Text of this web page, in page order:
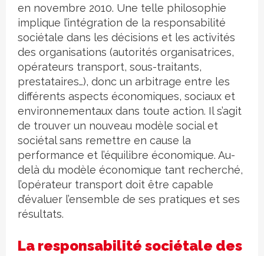
en novembre 2010. Une telle philosophie
implique l’intégration de la responsabilité
sociétale dans les décisions et les activités
des organisations (autorités organisatrices,
opérateurs transport, sous-traitants,
prestataires…), donc un arbitrage entre les
différents aspects économiques, sociaux et
environnementaux dans toute action. Il s’agit
de trouver un nouveau modèle social et
sociétal sans remettre en cause la
performance et l’équilibre économique. Au-
delà du modèle économique tant recherché,
l’opérateur transport doit être capable
d’évaluer l’ensemble de ses pratiques et ses
résultats.
La responsabilité sociétale des